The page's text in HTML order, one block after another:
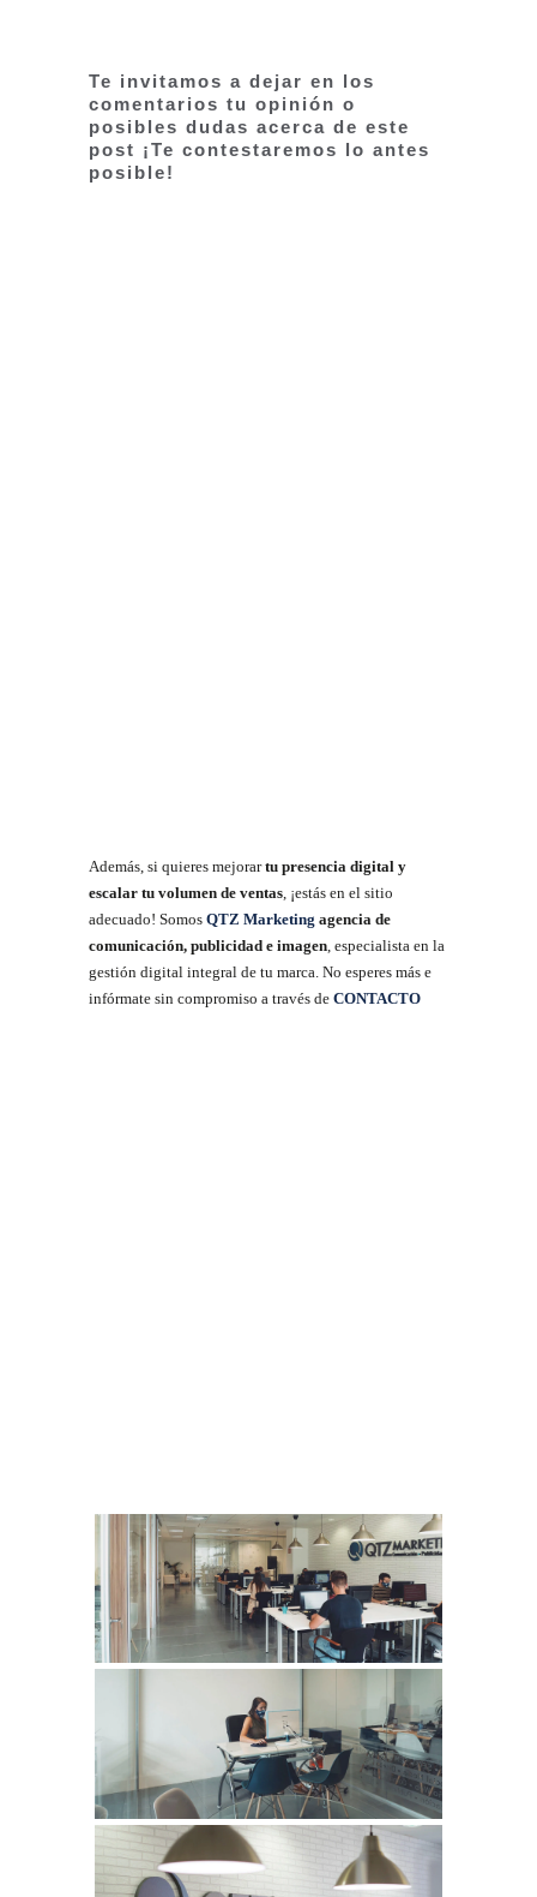
Te invitamos a dejar en los
comentarios tu opinión o
posibles dudas acerca de este
post ¡Te contestaremos lo antes
posible!
Además, si quieres mejorartu presencia digital y
escalar tu volumen de ventas , ¡estás en el sitio
adecuado! Somos QTZ Marketing agencia de
comunicación, publicidad e imagen , especialista en la
gestión digital integral de tu marca. No esperes más e
infórmate sin compromiso a través de CONTACTO